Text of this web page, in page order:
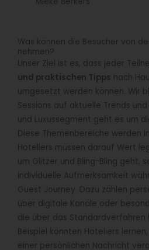
Was können die Besucher von
nehmen?
Unser Ziel ist es, dass jeder
und praktischen Tipps nach
umgesetzt werden können. Wir
Sessions auf aktuelle Trends
und Luxussegment geht es um
Diese Themenbereiche werden
Hoteliers müssen darauf Wert
um Glitzer und Bling-Bling geht,
individuelle Aufmerksamkeit
Guest Journey. Dazu zählen
über digitale Kanäle oder
die über das Standardverfahren
Beispiel könnten Hoteliers
einer persönlichen Nachricht